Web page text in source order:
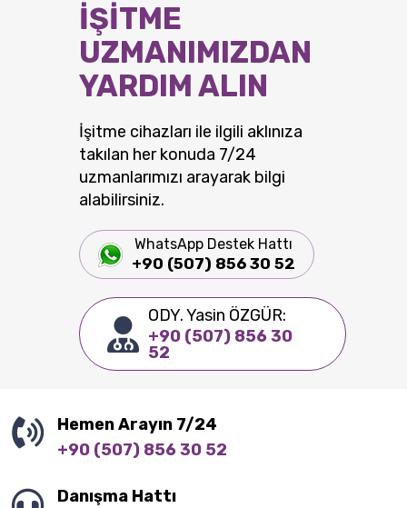
İŞİTME
UZMANIMIZDAN
YARDIM ALIN
İşitme cihazları ile ilgili aklınıza
takılan her konuda 7/24
uzmanlarımızı arayarak bilgi
alabilirsiniz.
WhatsApp Destek Hattı
+90 (507) 856 30 52
ODY. Yasin ÖZGÜR:
+90 (507) 856 30
52
Hemen Arayın 7/24
+90 (507) 856 30 52
Danışma Hattı